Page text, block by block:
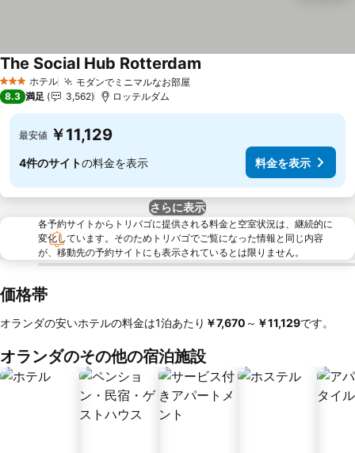
3 ホテルのランク
ホテル モダンでミニマルなお部屋
The Social Hub Rotterdam
8.3 満足 3,562 ロッテルダム
最安値 ￥11,129
4件のサイトの料金を表示 料金を表示
さらに表示
各予約サイトからトリバゴに提供される料金と空室状況は、継続的に
変化しています。そのためトリバゴでご覧になった情報と同じ内容
が、移動先の予約サイトにも表示されているとは限りません。
価格帯
オランダの安いホテルの料金は1泊あたり ‎￥7,670 ～ ‎￥11,129です。
オランダのその他の宿泊施設